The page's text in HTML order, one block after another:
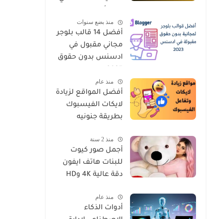
منذ بضع سنوات
أفضل 14 قالب بلوجر
مجاني مقبول في
ادسنس بدون حقوق
منذ عام
أفضل المواقع لزيادة
لايكات الفيسبوك
بطريقة جنونيه
منذ 2 سنة
أجمل صور كيوت
للبنات هاتف ايفون
دقة عالية 4K وHD
منذ عام
أدوات الذكاء